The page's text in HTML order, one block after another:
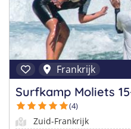
Frankrijk
Surfkamp Moliets
(4)
Zuid-Frankrijk